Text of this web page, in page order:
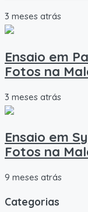
3 meses atrás
Ensaio em
Fotos na
3 meses atrás
Ensaio em
Fotos na
9 meses atrás
Categorias